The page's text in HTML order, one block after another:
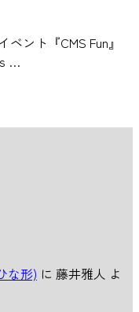
ント『CMS Fun』
…
な形) に 藤井雅人 よ